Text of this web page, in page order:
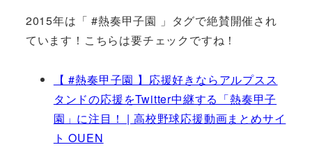
2015年は「 #熱奏甲子園 」タグで絶賛開催され
ています！こちらは要チェックですね！
【 #熱奏甲子園 】応援好きならアルプスス
タンドの応援をTwitter中継する「熱奏甲子
園」に注目！ | 高校野球応援動画まとめサイ
ト OUEN